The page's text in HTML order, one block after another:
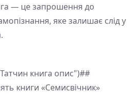
— це запрошення до
яке залишає слід у
книга опис")##
книги «Семисвічник»